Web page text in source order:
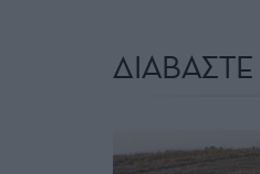
ΔΙΑΒΑΣΤΕ